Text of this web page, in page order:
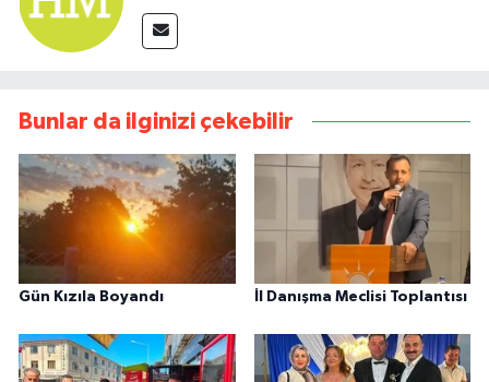
Bunlar da ilginizi çekebilir
Gün Kızıla Boyandı İl Danışma Meclisi Toplantısı